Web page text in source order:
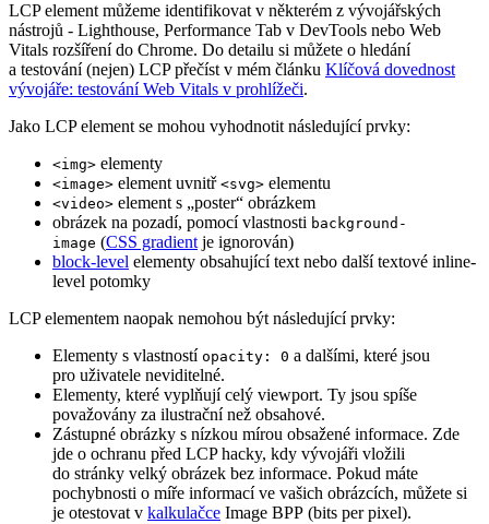
LCP element můžeme identifikovat v některém z vývojářských
nástrojů - Lighthouse, Performance Tab v DevTools nebo Web
Vitals rozšíření do Chrome. Do detailu si můžete o hledání
a testování (nejen) LCP přečíst v mém článku Klíčová dovednost
vývojáře: testování Web Vitals v prohlížeči.
Jako LCP element se mohou vyhodnotit následující prvky:
<img> elementy
<image> element uvnitř <svg> elementu
<video> element s „poster“ obrázkem
obrázek na pozadí, pomocí vlastnosti background-
image (CSS gradient je ignorován)
block-level elementy obsahující text nebo další textové inline-
level potomky
LCP elementem naopak nemohou být následující prvky:
Elementy s vlastností opacity: 0 a dalšími, které jsou
pro uživatele neviditelné.
Elementy, které vyplňují celý viewport. Ty jsou spíše
považovány za ilustrační než obsahové.
Zástupné obrázky s nízkou mírou obsažené informace. Zde
jde o ochranu před LCP hacky, kdy vývojáři vložili
do stránky velký obrázek bez informace. Pokud máte
pochybnosti o míře informací ve vašich obrázcích, můžete si
je otestovat v kalkulačce Image BPP (bits per pixel).